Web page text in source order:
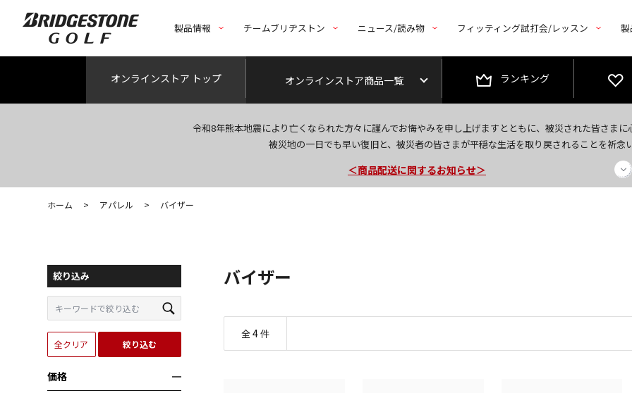
製品情報 チームブリヂストン ニュース/読み物 フィッティング試打会/レッスン
オンラインストア トップ オンラインストア商品一覧 ランキング
令和8年熊本地震により亡くなられた方々に謹んでお悔やみを申し上げますとともに、被災された皆さま
被災地の一日でも早い復旧と、被災者の皆さまが平穏な生活を取り戻されることを祈念
＜夏季休暇中のご注文・発送・お問い合わせ＞
今なら新規会員登録で1,000円OFFクーポンプレゼント！
＜商品配送に関するお知らせ＞
ホーム > アパレル > バイザー
絞り込み
全クリア 絞り込む
価格
バイザー
全4件